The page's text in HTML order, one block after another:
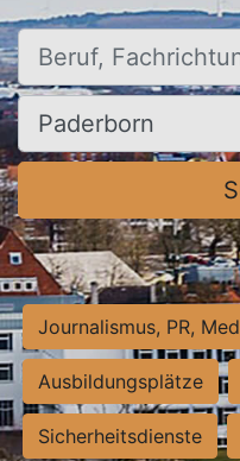
Beruf, Fachrichtung, Firma
Ort, Stadt
Journalismus, PR,
Ausbildungsplätze
Sicherheitsdienste